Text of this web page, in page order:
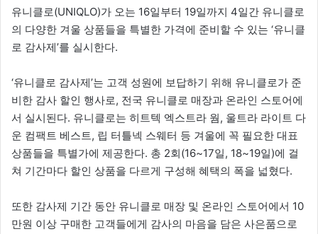
유니클로(UNIQLO)가 오는 16일부터 19일까지 4일간 유니클로
의 다양한 겨울 상품들을 특별한 가격에 준비할 수 있는 ‘유니클
로 감사제’를 실시한다.
‘유니클로 감사제’는 고객 성원에 보답하기 위해 유니클로가 준
비한 감사 할인 행사로, 전국 유니클로 매장과 온라인 스토어에
서 실시된다. 유니클로는 히트텍 엑스트라 웜, 울트라 라이트 다
운 컴팩트 베스트, 립 터틀넥 스웨터 등 겨울에 꼭 필요한 대표
상품들을 특별가에 제공한다. 총 2회(16~17일, 18~19일)에 걸
쳐 기간마다 할인 상품을 다르게 구성해 혜택의 폭을 넓혔다.
또한 감사제 기간 동안 유니클로 매장 및 온라인 스토어에서 10
만원 이상 구매한 고객들에게 감사의 마음을 담은 사은품으로